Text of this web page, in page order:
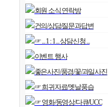
회원 소식 연락방
건의/상담/질문과답변
☞ ... 1 : 1 ... 상담신청 ...
이벤트 행사
좋은사진/풍경/꽃/과일사진
☞ 희귀자료/옛날풍습
☞ 영화/동영상/다큐/UCC